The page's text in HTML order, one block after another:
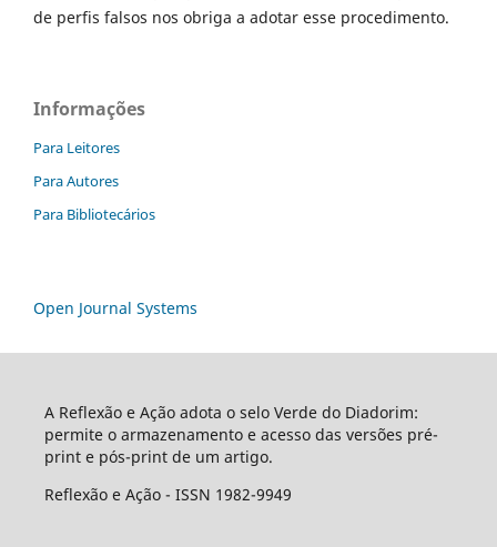
de perfis falsos nos obriga a adotar esse procedimento.
Informações
Para Leitores
Para Autores
Para Bibliotecários
Open Journal Systems
A Reflexão e Ação adota o selo Verde do Diadorim:
permite o armazenamento e acesso das versões pré-
print e pós-print de um artigo.
Reflexão e Ação - ISSN 1982-9949